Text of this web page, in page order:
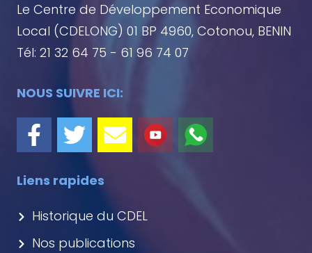
Liens rapides
Historique du CDEL
Nos publications
Le Centre de Développement Economique
Local (CDELONG) 01 BP 4960, Cotonou, BENIN
Tél: 21 32 64 75 - 61 96 74 07
NOUS SUIVRE ICI: